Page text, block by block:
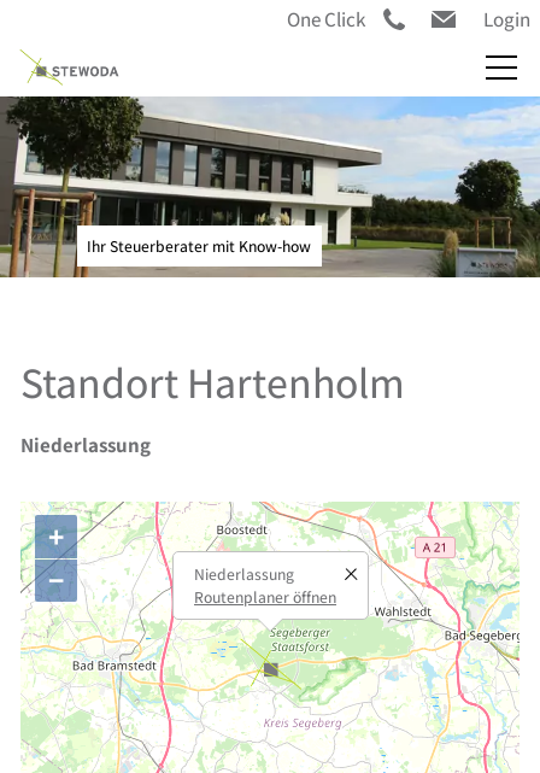
Login
One Click
Ihr Steuerberater mit Know-how
Standort Hartenholm
Niederlassung
Niederlassung
Routenplaner öffnen
+
−